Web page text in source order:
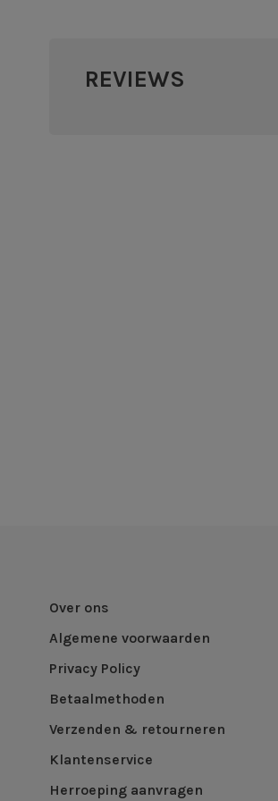
REVIEWS
Over ons
Algemene voorwaarden
Privacy Policy
Betaalmethoden
Verzenden & retourneren
Klantenservice
Herroeping aanvragen